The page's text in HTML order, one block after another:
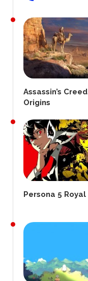
Assassin’s Creed
Origins
Persona 5 Royal